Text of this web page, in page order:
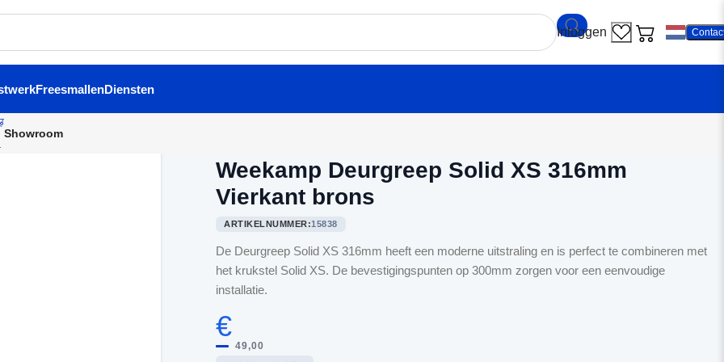
FreesmallenDiensten
Showroom
Weekamp Deurgreep Solid XS 316mm
Vierkant brons
ARTIKELNUMMER:15838
De Deurgreep Solid XS 316mm heeft een moderne uitstraling en is perfect te combineren met
het krukstel Solid XS. De bevestigingspunten op 300mm zorgen voor een eenvoudige
installatie.
€
49,00